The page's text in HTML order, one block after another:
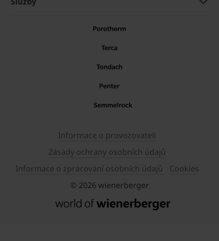
Informace o provozovateli
Zásady ochrany osobních údajů
Informace o zpracování osobních údajů
Cookies
© 2026 wienerberger